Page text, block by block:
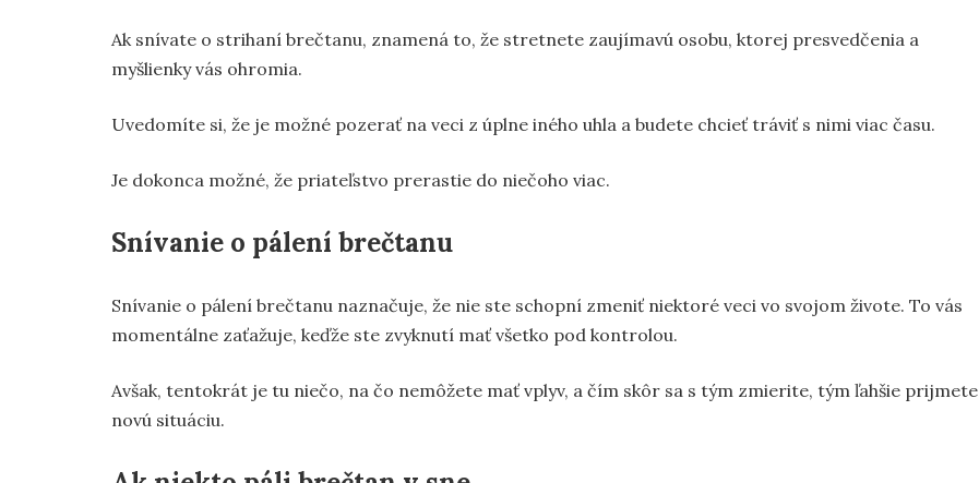
Ak snívate o strihaní brečtanu, znamená to, že stretnete zaujímavú osobu, ktorej presvedčenia a
myšlienky vás ohromia.
Uvedomíte si, že je možné pozerať na veci z úplne iného uhla a budete chcieť tráviť s nimi viac času.
Je dokonca možné, že priateľstvo prerastie do niečoho viac.
Snívanie o pálení brečtanu
Snívanie o pálení brečtanu naznačuje, že nie ste schopní zmeniť niektoré veci vo svojom živote. To vás
momentálne zaťažuje, keďže ste zvyknutí mať všetko pod kontrolou.
Avšak, tentokrát je tu niečo, na čo nemôžete mať vplyv, a čím skôr sa s tým zmierite, tým ľahšie prijmete
novú situáciu.